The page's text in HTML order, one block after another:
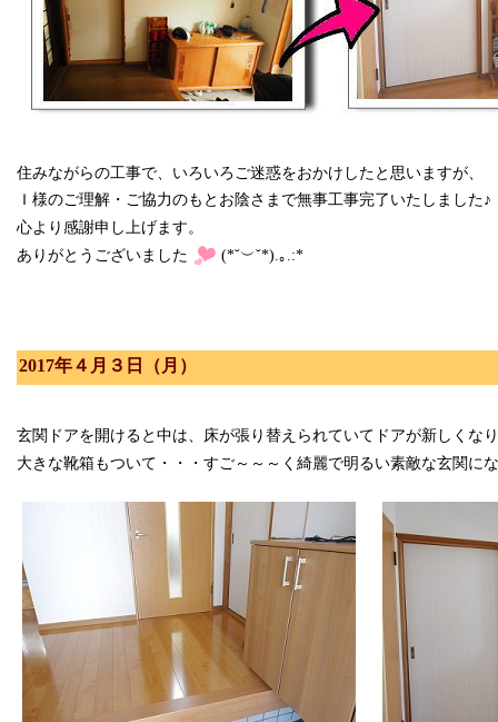
住みながらの工事で、いろいろご迷惑をおかけしたと思いますが、
Ｉ様のご理解・ご協力のもとお陰さまで無事工事完了いたしました♪
心より感謝申し上げます。
ありがとうございました
(*˘︶˘*).｡.:*
2017年４月３日（月）
玄関ドアを開けると中は、床が張り替えられていてドアが新しくな
大きな靴箱もついて・・・すご～～～く綺麗で明るい素敵な玄関に